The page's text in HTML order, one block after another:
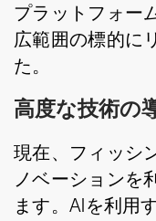
プラットフォー
広範囲の標的に
た。
高度な技術の
現在、フィッシ
ノベーションを
ます。AIを利用